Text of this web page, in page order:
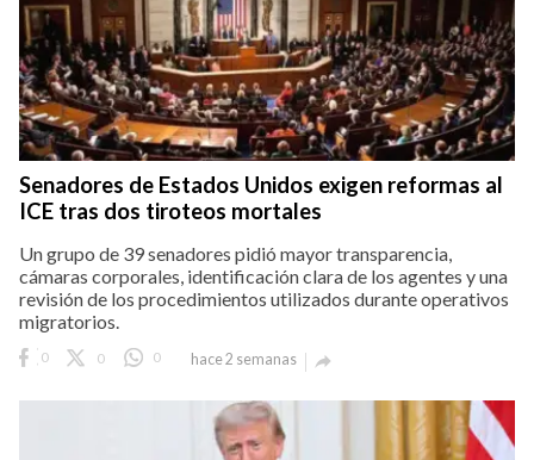
Senadores de Estados Unidos exigen reformas al
ICE tras dos tiroteos mortales
Un grupo de 39 senadores pidió mayor transparencia,
cámaras corporales, identificación clara de los agentes y una
revisión de los procedimientos utilizados durante operativos
migratorios.
0 0 0 hace 2 semanas 